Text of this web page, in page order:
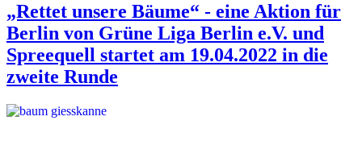
„Rettet unsere Bäume“ - eine Aktion für
Berlin von Grüne Liga Berlin e.V. und
Spreequell startet am 19.04.2022 in die
zweite Runde